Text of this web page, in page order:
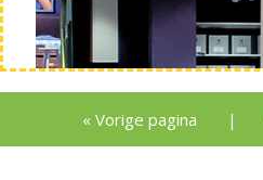
« Vorige pagina |